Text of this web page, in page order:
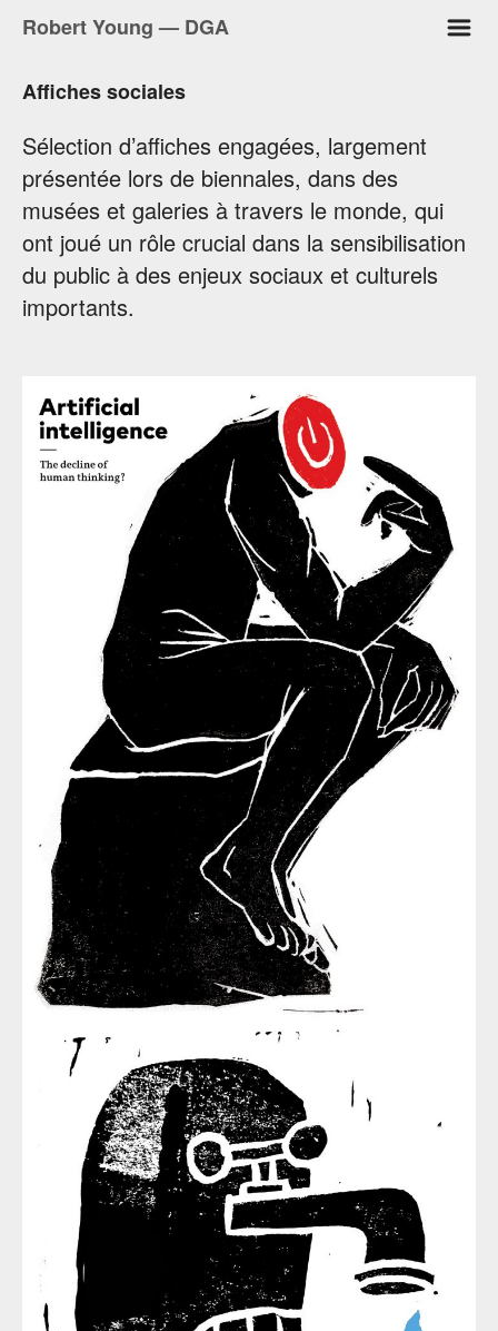
Robert Young — DGA m
Affiches sociales
Sélection d’affiches engagées, largement
présentée lors de biennales, dans des
musées et galeries à travers le monde, qui
ont joué un rôle crucial dans la sensibilisation
du public à des enjeux sociaux et culturels
importants.